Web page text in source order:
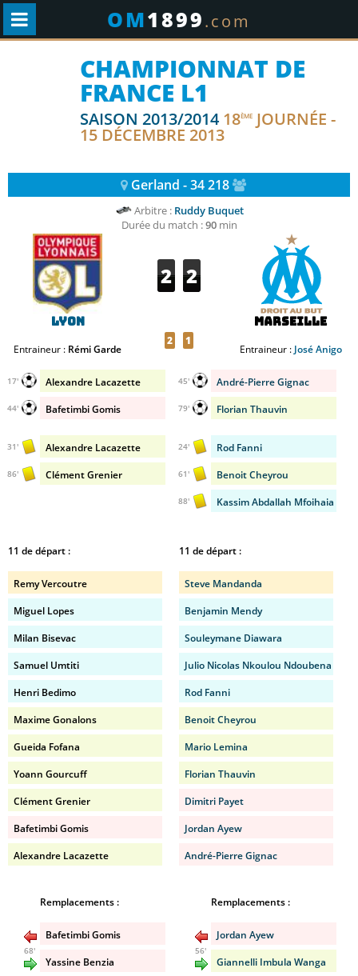
OM1899.com
CHAMPIONNAT DE
FRANCE L1
SAISON 2013/2014 18ÈME JOURNÉE -
15 DÉCEMBRE 2013
Gerland - 34 218
Arbitre : Ruddy Buquet
Durée du match :90min
Lyon
Entraineur : Rémi Garde
2 2
2 1
Marseille
Entraineur : José Anigo
Alexandre Lacazette
17'
Bafetimbi Gomis
44'
André-Pierre Gignac
45'
Florian Thauvin
79'
Alexandre Lacazette
31'
Clément Grenier
86'
Rod Fanni
24'
Benoit Cheyrou
61'
Kassim Abdallah Mfoihaia
88'
11 de départ :
Remy Vercoutre
Miguel Lopes
Milan Bisevac
Samuel Umtiti
Henri Bedimo
Maxime Gonalons
Gueida Fofana
Yoann Gourcuff
Clément Grenier
Bafetimbi Gomis
Alexandre Lacazette
11 de départ :
Steve Mandanda
Benjamin Mendy
Souleymane Diawara
Julio Nicolas Nkoulou Ndoubena
Rod Fanni
Benoit Cheyrou
Mario Lemina
Florian Thauvin
Dimitri Payet
Jordan Ayew
André-Pierre Gignac
Remplacements :
Bafetimbi Gomis
68'
Yassine Benzia
Remplacements :
Jordan Ayew
56'
Giannelli Imbula Wanga